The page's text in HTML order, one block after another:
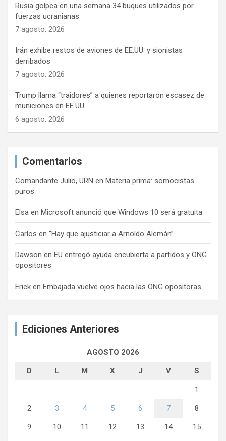
Rusia golpea en una semana 34 buques utilizados por
fuerzas ucranianas
7 agosto, 2026
Irán exhibe restos de aviones de EE.UU. y sionistas
derribados
7 agosto, 2026
Trump llama “traidores” a quienes reportaron escasez de
municiones en EE.UU.
6 agosto, 2026
Comentarios
Comandante Julio, URN en Materia prima: somocistas
puros
Elsa en Microsoft anunció que Windows 10 será gratuita
Carlos en “Hay que ajusticiar a Arnoldo Alemán”
Dawson en EU entregó ayuda encubierta a partidos y ONG
opositores
Erick en Embajada vuelve ojos hacia las ONG opositoras
Ediciones Anteriores
AGOSTO 2026
D L M X J V S
1
2 3 4 5 6 7 8
9 10 11 12 13 14 15